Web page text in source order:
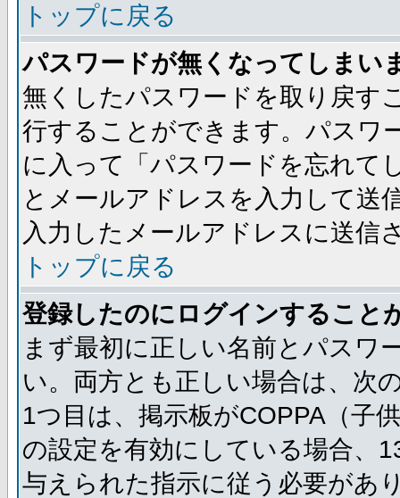
トップに戻る
パスワードが無くなってしまい
無くしたパスワードを取り戻す
行することができます。パスワ
に入って「パスワードを忘れて
とメールアドレスを入力して送
入力したメールアドレスに送信
トップに戻る
登録したのにログインすること
まず最初に正しい名前とパスワ
い。両方とも正しい場合は、次
1つ目は、掲示板がCOPPA（子
の設定を有効にしている場合、
与えられた指示に従う必要があ